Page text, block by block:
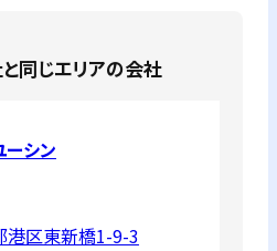
と同じエリアの会社
シン
港区東新橋1-9-3